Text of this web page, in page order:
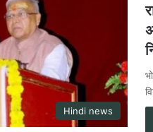
Hindi news